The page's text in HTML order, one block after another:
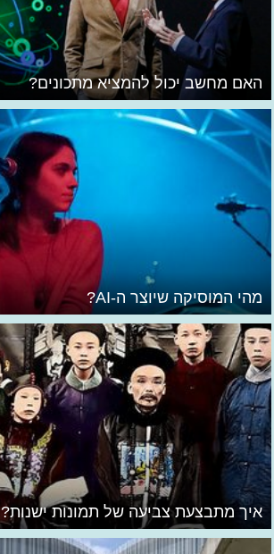
האם מחשב יכול להמציא מתכונים?
מהי המוסיקה שיוצר ה-AI?
איך מתבצעת צביעה של תמונות ישנות?